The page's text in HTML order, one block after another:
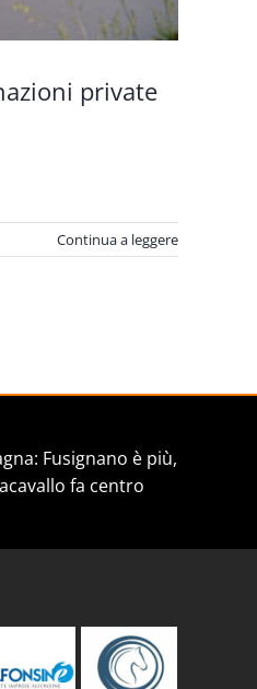
private
Continua a leggere
Fusignano è più,
fa centro